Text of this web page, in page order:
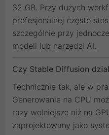
32 GB. Przy dużych
profesjonalnej często
szczególnie przy
modeli lub narzędzi AI.
Czy Stable Diffusion
Technicznie tak, ale w
Generowanie na CPU
razy wolniejsze niż na
zaprojektowany jako